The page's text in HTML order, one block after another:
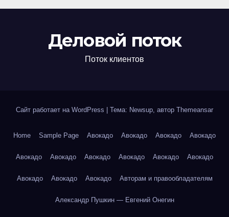
Деловой поток
Поток клиентов
Сайт работает на WordPress Тема: Newsup, автор Themeansar
Home Sample Page Авокадо Авокадо Авокадо Авокадо
Авокадо Авокадо Авокадо Авокадо Авокадо Авокадо
Авокадо Авокадо Авокадо Авторам и правообладателям
Александр Пушкин — Евгений Онегин